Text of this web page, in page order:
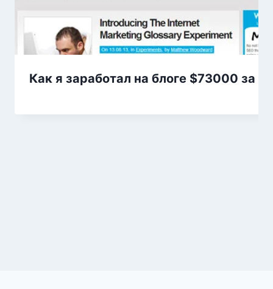
Как я заработал на блоге $73000 за